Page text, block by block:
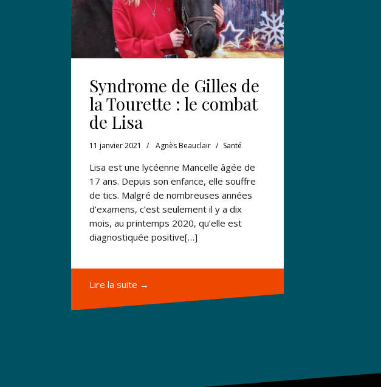
Syndrome de Gilles de
la Tourette : le combat
de Lisa
11 janvier 2021 Agnès Beauclair Santé
Lisa est une lycéenne Mancelle âgée de
17 ans. Depuis son enfance, elle souffre
de tics. Malgré de nombreuses années
d’examens, c’est seulement il y a dix
mois, au printemps 2020, qu’elle est
diagnostiquée positive[…]
Lire la suite →